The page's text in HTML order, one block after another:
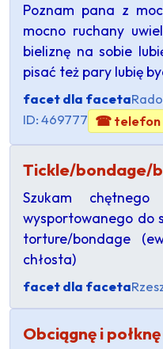
Poznam pana z
mocno ruchany
bieliznę na sobie
pisać też pary lubię
facet dla faceta
ID: 469777 ☎ telefon
Tickle/bondage/
Szukam
wysportowanego do
torture/bondage
chłosta)
facet dla faceta
Obciągnę i